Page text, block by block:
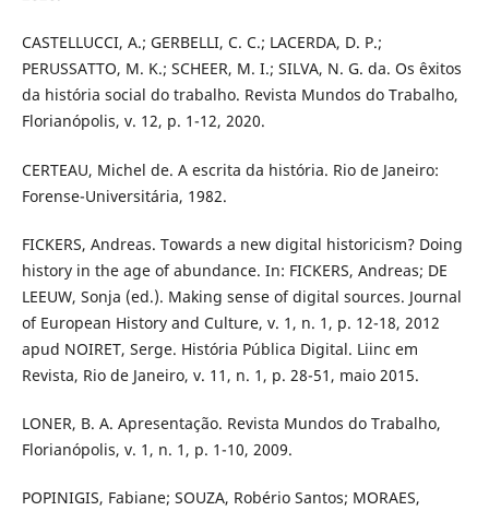
CASTELLUCCI, A.; GERBELLI, C. C.; LACERDA, D. P.;
PERUSSATTO, M. K.; SCHEER, M. I.; SILVA, N. G. da. Os êxitos
da história social do trabalho. Revista Mundos do Trabalho,
Florianópolis, v. 12, p. 1-12, 2020.
CERTEAU, Michel de. A escrita da história. Rio de Janeiro:
Forense-Universitária, 1982.
FICKERS, Andreas. Towards a new digital historicism? Doing
history in the age of abundance. In: FICKERS, Andreas; DE
LEEUW, Sonja (ed.). Making sense of digital sources. Journal
of European History and Culture, v. 1, n. 1, p. 12-18, 2012
apud NOIRET, Serge. História Pública Digital. Liinc em
Revista, Rio de Janeiro, v. 11, n. 1, p. 28-51, maio 2015.
LONER, B. A. Apresentação. Revista Mundos do Trabalho,
Florianópolis, v. 1, n. 1, p. 1-10, 2009.
POPINIGIS, Fabiane; SOUZA, Robério Santos; MORAES,